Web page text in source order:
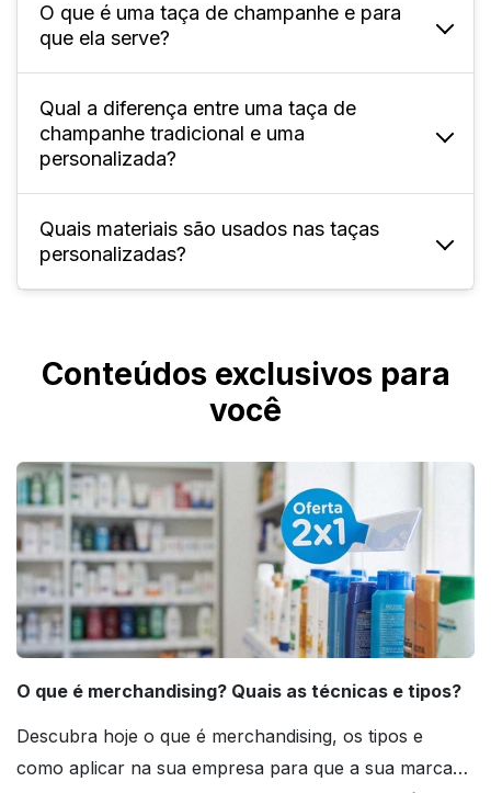
O que é uma taça de champanhe e para
que ela serve?
Ela é uma taça especialmente projetada para
servir champanhe e outros espumantes. Com
um formato conhecido chamado flûte — que
é alto e estreito —, auxilia na preservação da
efervescência e na concentração dos aromas
do champanhe.
Qual a diferença entre uma taça de
champanhe tradicional e uma
personalizada?
A principal diferença está na estética entre
ambos: a taça personalizada oferece
exclusividade na sua produção, sem perder a
Quais materiais são usados nas taças
personalizadas?
—, um tipo de plástico rígido, conhecido por
sua semelhança com o vidro, mas com maior
resistência ao impacto.
Conteúdos exclusivos para
você
O que é merchandising? Quais as técnicas e tipos?
Descubra hoje o que é merchandising, os tipos e
como aplicar na sua empresa para que a sua marca